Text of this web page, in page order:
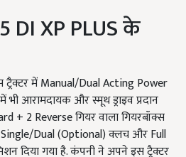
DI XP PLUS के
ट्रैक्टर में Manual/Dual Acting Power
भी आरामदायक और स्मूथ ड्राइव प्रदान
+ 2 Reverse गियर वाला गियरबॉक्स
Single/Dual (Optional) क्लच और Full
दिया गया है. कंपनी ने अपने इस ट्रैक्टर